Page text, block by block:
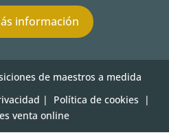
información
de maestros a medida
| Política de cookies
|
venta online